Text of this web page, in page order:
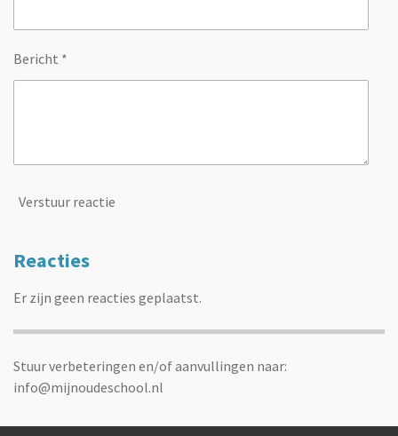
Bericht *
Verstuur reactie
Reacties
Er zijn geen reacties geplaatst.
Stuur verbeteringen en/of aanvullingen naar:
info@mijnoudeschool.nl